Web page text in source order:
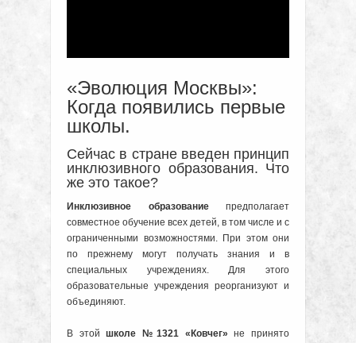
«Эволюция Москвы»:
Когда появились первые
школы.
Сейчас в стране введен принцип
инклюзивного образования. Что
же это такое?
Инклюзивное образованиепредполагает
совместное обучение всех детей, в том числе и с
ограниченными возможностями. При этом они
по прежнему могут получать знания и в
специальных учреждениях. Для этого
образовательные учреждения реорганизуют и
объединяют.
В этойшколе №1321 «Ковчег» не принято